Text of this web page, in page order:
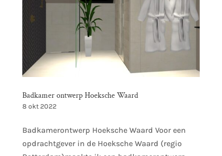
Badkamer ontwerp Hoeksche Waard
8 okt 2022
Badkamerontwerp Hoeksche Waard Voor een
opdrachtgever in de Hoeksche Waard (regio